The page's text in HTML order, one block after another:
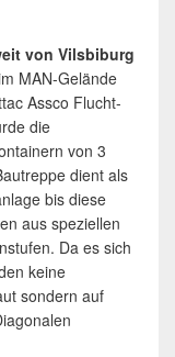
von Vilsbiburg
MAN-Gelände
Assco Flucht-
die
von 3
dient als
bis diese
aus speziellen
Da es sich
keine
sondern auf